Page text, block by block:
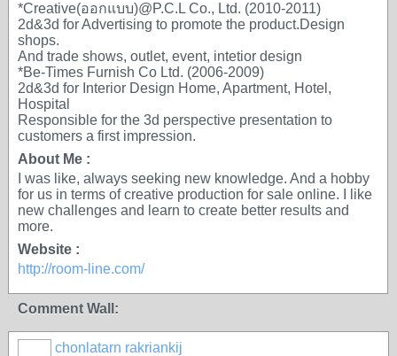
*Creative(ออกแบบ)@P.C.L Co., Ltd. (2010-2011)
2d&3d for Advertising to promote the product.Design
shops.
And trade shows, outlet, event, intetior design
*Be-Times Furnish Co Ltd. (2006-2009)
2d&3d for Interior Design Home, Apartment, Hotel,
Hospital
Responsible for the 3d perspective presentation to
customers a first impression.
About Me :
I was like, always seeking new knowledge. And a hobby
for us in terms of creative production for sale online. I like
new challenges and learn to create better results and
more.
Website :
http://room-line.com/
Comment Wall:
chonlatarn rakriankij